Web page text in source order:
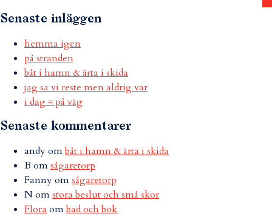
Senaste inläggen
hemma igen
på stranden
båt i hamn & ärta i skida
jag sa vi reste men aldrig var
i dag = på väg
Senaste kommentarer
andyombåt i hamn & ärta i skida
B omsågaretorp
Fannyomsågaretorp
Nomstora beslut och små skor
Flora ombad och bok